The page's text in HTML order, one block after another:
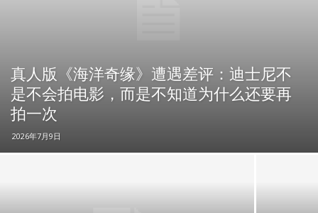
真人版《海洋奇缘》遭遇差评：迪士尼不
是不会拍电影，而是不知道为什么还要再
拍一次
2026年7月9日